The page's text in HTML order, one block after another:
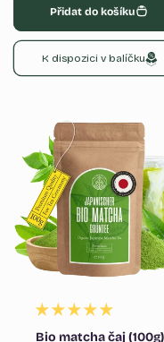
Přidat do košíku
K dispozici v balíčku
Bio matcha čaj (100g)